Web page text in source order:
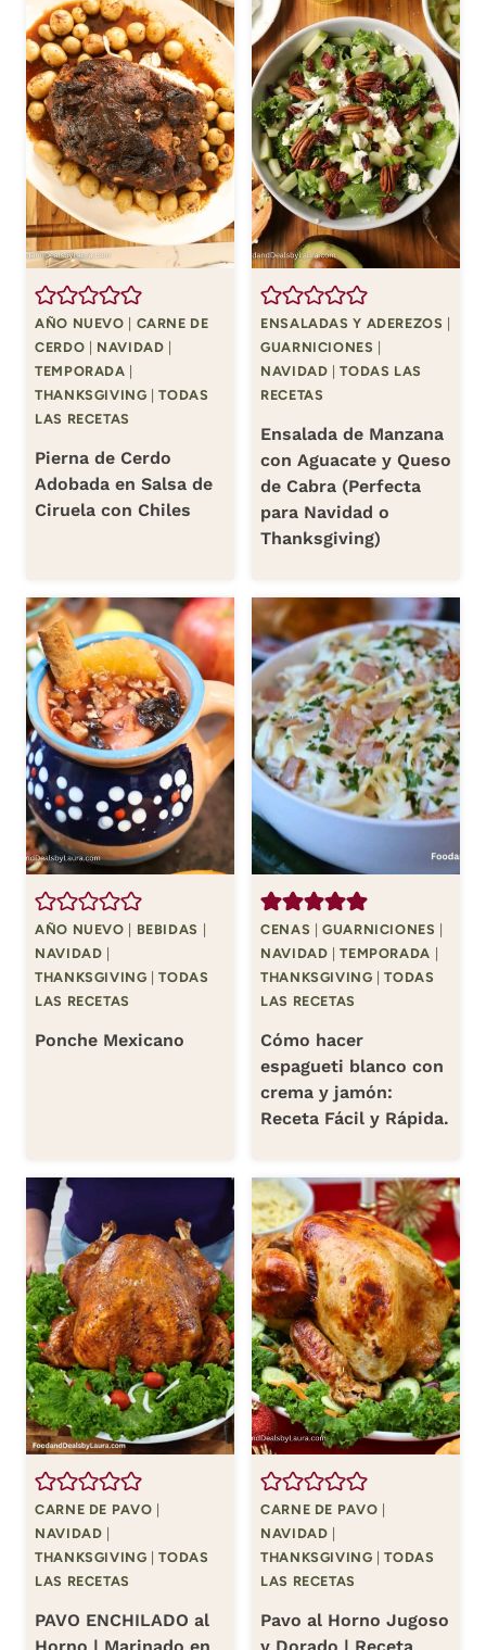
AÑO NUEVO
CARNE DE
CERDO
NAVIDAD
TEMPORADA
THANKSGIVING |TODAS
LAS RECETAS
Pierna de Cerdo
Adobada en Salsa de
Ciruela con Chiles
ENSALADAS Y ADEREZOS
GUARNICIONES
NAVIDAD |TODAS LAS
RECETAS
Ensalada de Manzana
con Aguacate y Queso
de Cabra (Perfecta
para Navidad o
Thanksgiving)
AÑO NUEVO BEBIDAS
NAVIDAD
THANKSGIVING |TODAS
LAS RECETAS
Ponche Mexicano
CENAS |GUARNICIONES
NAVIDAD |TEMPORADA
THANKSGIVING |TODAS
LAS RECETAS
Cómo hacer
espagueti blanco con
crema y jamón:
Receta Fácil y Rápida.
CARNE DE PAVO
NAVIDAD
THANKSGIVING |TODAS
LAS RECETAS
PAVO ENCHILADO al
CARNE DE PAVO
NAVIDAD
THANKSGIVING |TODAS
LAS RECETAS
Pavo al Horno Jugoso